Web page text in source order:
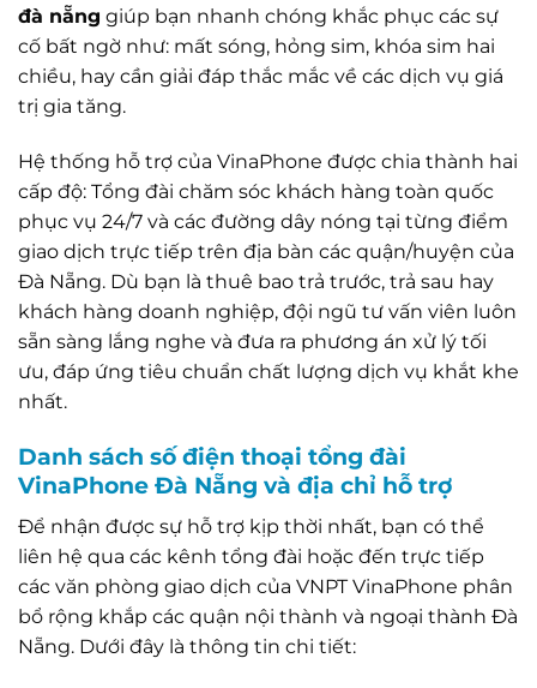
đà nẵng giúp bạn nhanh chóng khắc phục các sự
cố bất ngờ như: mất sóng, hỏng sim, khóa sim hai
chiều, hay cần giải đáp thắc mắc về các dịch vụ giá
trị gia tăng.
Hệ thống hỗ trợ của VinaPhone được chia thành hai
cấp độ: Tổng đài chăm sóc khách hàng toàn quốc
phục vụ 24/7 và các đường dây nóng tại từng điểm
giao dịch trực tiếp trên địa bàn các quận/huyện của
Đà Nẵng. Dù bạn là thuê bao trả trước, trả sau hay
khách hàng doanh nghiệp, đội ngũ tư vấn viên luôn
sẵn sàng lắng nghe và đưa ra phương án xử lý tối
ưu, đáp ứng tiêu chuẩn chất lượng dịch vụ khắt khe
nhất.
Danh sách số điện thoại tổng đài
VinaPhone Đà Nẵng và địa chỉ hỗ trợ
Để nhận được sự hỗ trợ kịp thời nhất, bạn có thể
liên hệ qua các kênh tổng đài hoặc đến trực tiếp
các văn phòng giao dịch của VNPT VinaPhone phân
bổ rộng khắp các quận nội thành và ngoại thành Đà
Nẵng. Dưới đây là thông tin chi tiết: